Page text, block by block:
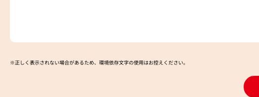
※正しく表示されない場合があるため、環境依存文字の使用はお控えください。​